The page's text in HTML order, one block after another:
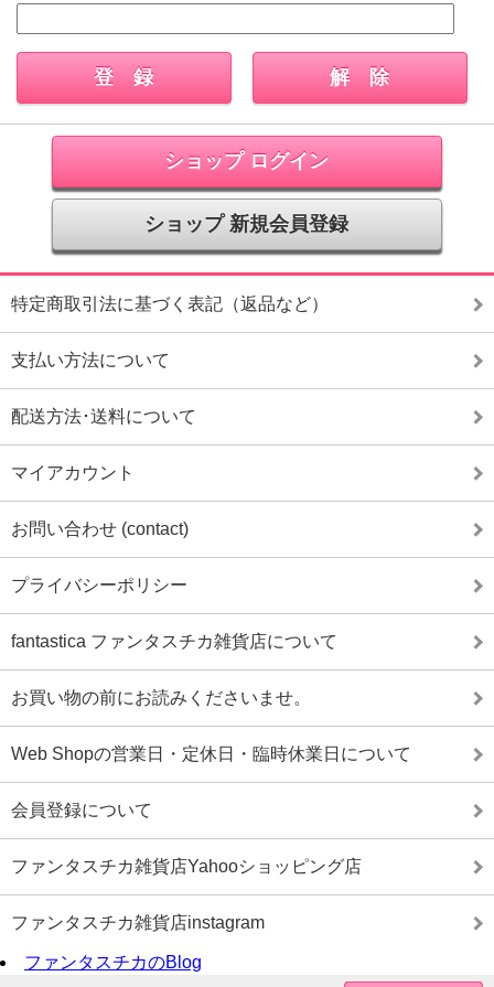
ショップ ログイン
ショップ 新規会員登録
特定商取引法に基づく表記（返品など）
支払い方法について
配送方法･送料について
マイアカウント
お問い合わせ (contact)
プライバシーポリシー
fantastica ファンタスチカ雑貨店について
お買い物の前にお読みくださいませ。
Web Shopの営業日・定休日・臨時休業日について
会員登録について
ファンタスチカ雑貨店Yahooショッピング店
ファンタスチカ雑貨店instagram
ファンタスチカのBlog